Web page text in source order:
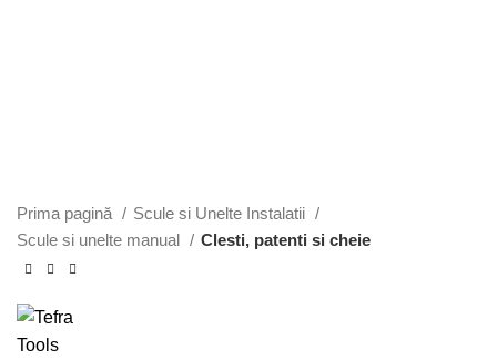
Prima pagină
Scule si Unelte Instalatii
Scule si unelte manual
Clesti, patenti si cheie